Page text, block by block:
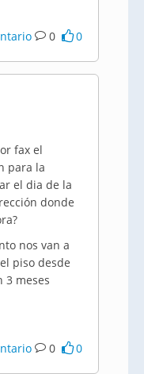
0 0
fax el
para la
el dia de la
donde
nos van a
piso desde
3 meses
0 0